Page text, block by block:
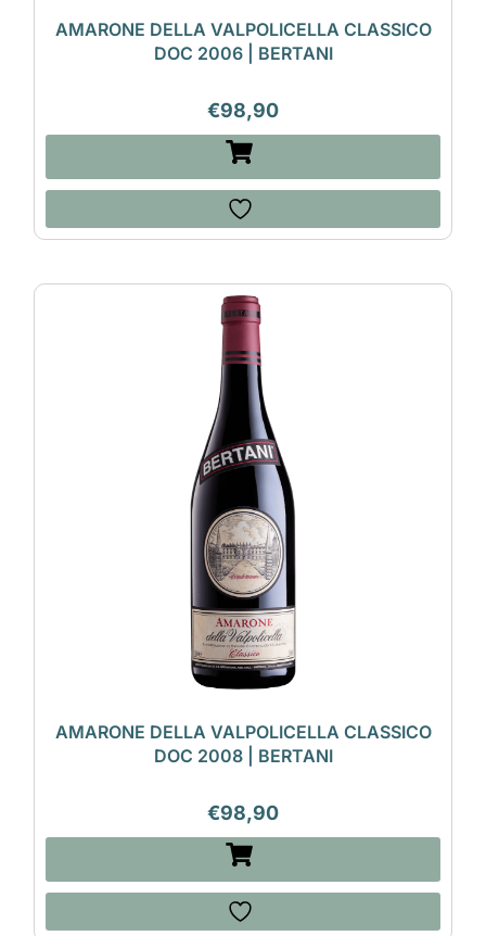
AMARONE DELLA VALPOLICELLA CLASSICO
DOC 2006 | BERTANI
€98,90
AMARONE DELLA VALPOLICELLA CLASSICO
DOC 2008 | BERTANI
€98,90